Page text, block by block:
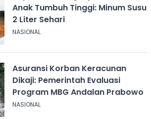
Anak Tumbuh Tinggi: Minum Susu
2 Liter Sehari
NASIONAL
Asuransi Korban Keracunan
Dikaji: Pemerintah Evaluasi
Program MBG Andalan Prabowo
NASIONAL